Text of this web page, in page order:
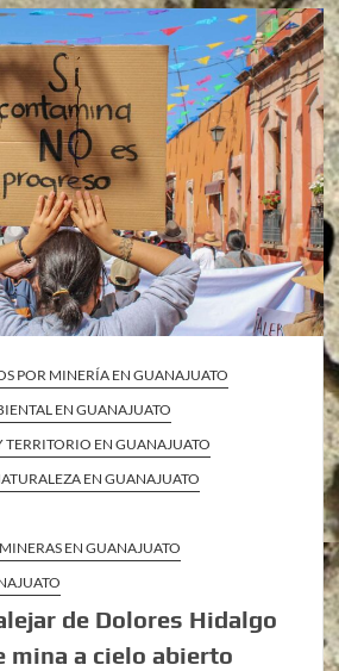
POR MINERÍA EN GUANAJUATO
EN GUANAJUATO
TERRITORIO EN GUANAJUATO
EN GUANAJUATO
EN GUANAJUATO
de Dolores Hidalgo
mina a cielo abierto